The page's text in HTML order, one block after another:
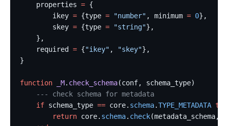
    properties
= {
        ikey
= {type = "number" , minimum = 0},
        skey
= {type = "string"},
    },
    required
= {"ikey" , "skey"},
}
function _M. check_schema(conf, schema_type)
    --- check schema for metadata
    if
schema_type == core. schema.TYPE_METADATA
        return
core. schema. check(metadata_schema,